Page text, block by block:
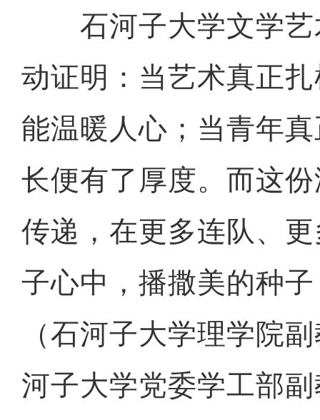
石河子大学文学艺
动证明：当艺术真正
能温暖人心；当青年
长便有了厚度。而这
传递，在更多连队、
子心中，播撒美的种
（石河子大学理学院
河子大学党委学工部